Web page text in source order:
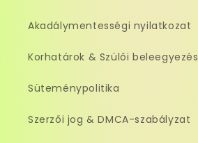
Akadálymentességi nyilatkozat
Korhatárok & Szülői beleegyezés
Süteménypolitika
Szerzői jog & DMCA-szabályzat